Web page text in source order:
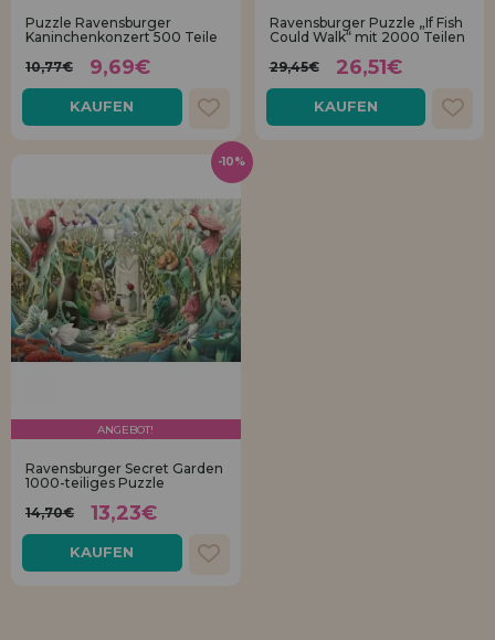
HÄNDLERREGISTRIERUNG
Puzzle Ravensburger
Kaninchenkonzert 500 Teile
10,77€
9,69€
KAUFEN
Ravensburger Puzzle „If Fish
Could Walk“ mit 2000 Teilen
29,45€
26,51€
KAUFEN
ANGEBOT!
Ravensburger Secret Garden
1000-teiliges Puzzle
14,70€
13,23€
KAUFEN
-10%